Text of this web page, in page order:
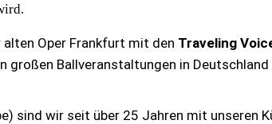
alten Oper Frankfurt mit den Traveling
großen Ballveranstaltungen in
sind wir seit über 25 Jahren mit unseren